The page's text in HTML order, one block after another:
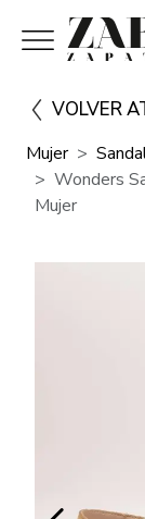
VOLVER
Mujer
Wonders
Mujer